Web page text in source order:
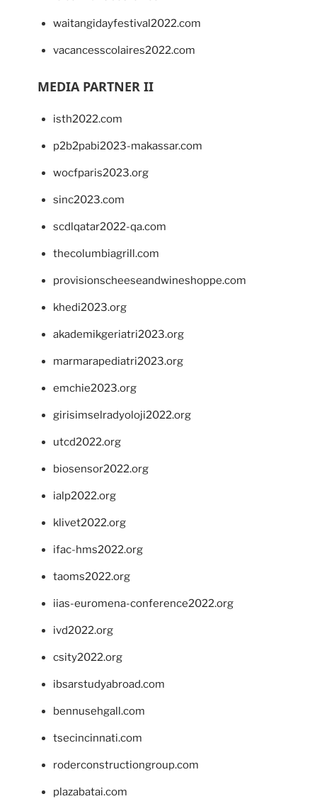
waitangidayfestival2022.com
vacancesscolaires2022.com
MEDIA PARTNER II
isth2022.com
p2b2pabi2023-makassar.com
wocfparis2023.org
sinc2023.com
scdlqatar2022-qa.com
thecolumbiagrill.com
provisionscheeseandwineshoppe.com
khedi2023.org
akademikgeriatri2023.org
marmarapediatri2023.org
emchie2023.org
girisimselradyoloji2022.org
utcd2022.org
biosensor2022.org
ialp2022.org
klivet2022.org
ifac-hms2022.org
taoms2022.org
iias-euromena-conference2022.org
ivd2022.org
csity2022.org
ibsarstudyabroad.com
bennusehgall.com
tsecincinnati.com
roderconstructiongroup.com
plazabatai.com